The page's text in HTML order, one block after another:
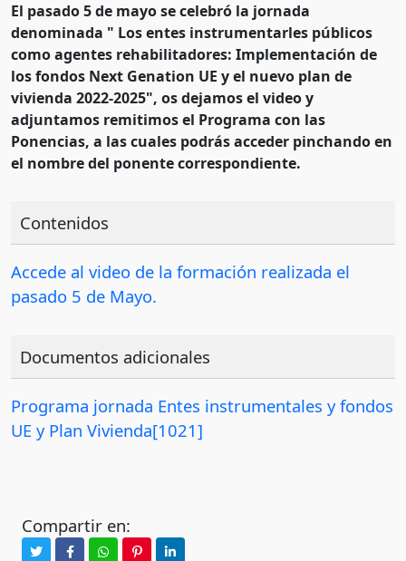
El pasado 5 de mayo se celebró la jornada
denominada " Los entes instrumentarles públicos
como agentes rehabilitadores: Implementación de
los fondos Next Genation UE y el nuevo plan de
vivienda 2022-2025", os dejamos el video y
adjuntamos remitimos el Programa con las
Ponencias, a las cuales podrás acceder pinchando en
el nombre del ponente correspondiente.
Contenidos
Accede al video de la formación realizada el
pasado 5 de Mayo.
Documentos adicionales
Programa jornada Entes instrumentales y fondos
UE y Plan Vivienda[1021]
Compartir en: